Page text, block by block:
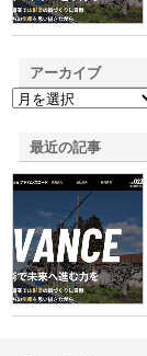
アーカイブ
最近の記事